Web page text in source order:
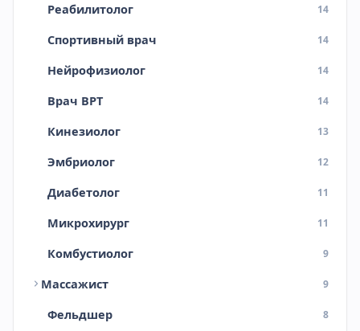
Реабилитолог 14
Спортивный врач 14
Нейрофизиолог 14
Врач ВРТ 14
Кинезиолог 13
Эмбриолог 12
Диабетолог 11
Микрохирург 11
Комбустиолог 9
Массажист 9
Фельдшер 8